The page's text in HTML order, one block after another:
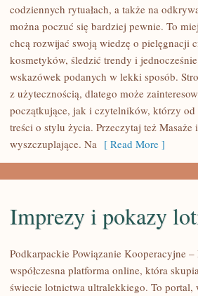
RECENZJE
SALONÓW
USŁUG
BEAUTY
codziennych rytuałach, a także na
można poczuć się bardziej pewnie. To
chcą rozwijać swoją wiedzę o pielęgnacji
kosmetyków, śledzić trendy i
wskazówek podanych w lekki sposób.
z użytecznością, dlatego może
początkujące, jak i czytelników, którzy
treści o stylu życia. Przeczytaj też
wyszczuplające. Na [ Read More ]
Imprezy i pokazy
Podkarpackie Powiązanie Kooperacyjne
współczesna platforma online, która
świecie lotnictwa ultralekkiego. To portal,